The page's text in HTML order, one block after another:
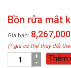
Bồn rửa mắt
Giá bán: 8,267,000
(* giá có thể thay đổi
Thêm